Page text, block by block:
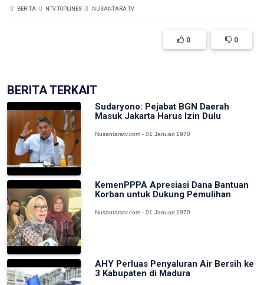
BERITA NTV TOPLINES NUSANTARA TV
0 0
BERITA TERKAIT
Sudaryono: Pejabat BGN Daerah
Masuk Jakarta Harus Izin Dulu
Nusantaratv.com - 01 Januari 1970
KemenPPPA Apresiasi Dana Bantuan
Korban untuk Dukung Pemulihan
Nusantaratv.com - 01 Januari 1970
AHY Perluas Penyaluran Air Bersih ke
3 Kabupaten di Madura